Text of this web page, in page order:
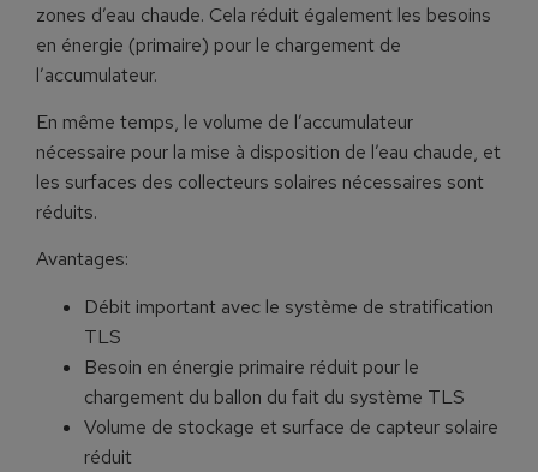
zones d’eau chaude. Cela réduit également les besoins
en énergie (primaire) pour le chargement de
l’accumulateur.
En même temps, le volume de l’accumulateur
nécessaire pour la mise à disposition de l’eau chaude, et
les surfaces des collecteurs solaires nécessaires sont
réduits.
Avantages:
Débit important avec le système de stratification
TLS
Besoin en énergie primaire réduit pour le
chargement du ballon du fait du système TLS
Volume de stockage et surface de capteur solaire
réduit